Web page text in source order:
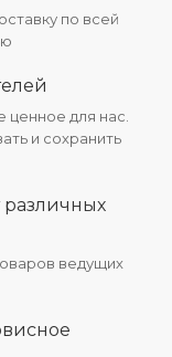
по всей
ценное для нас.
и сохранить
ведущих